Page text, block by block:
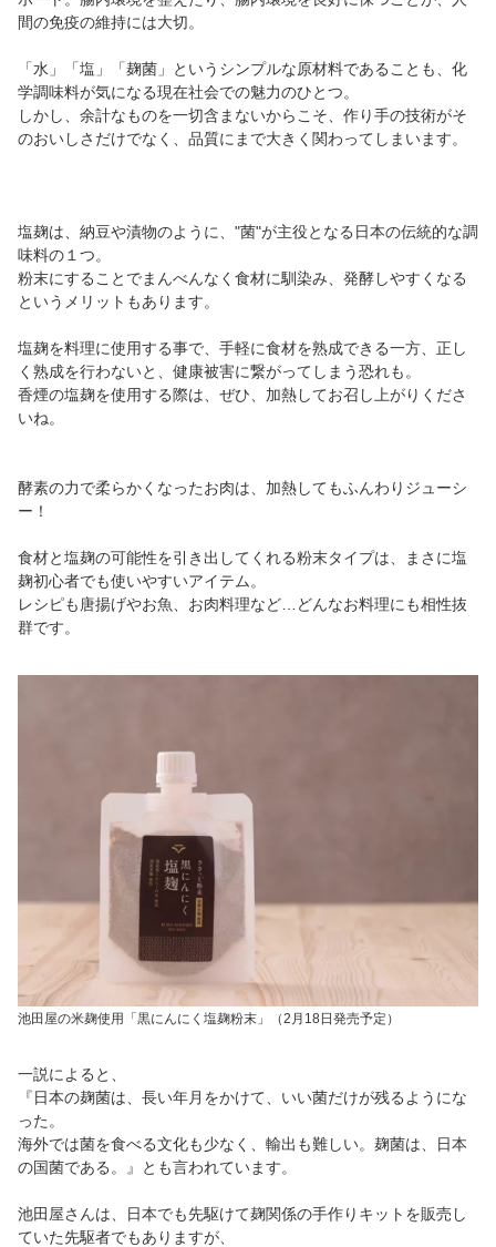
間の免疫の維持には大切。
「水」「塩」「麹菌」というシンプルな原材料であることも、化
学調味料が気になる現在社会での魅力のひとつ。
しかし、余計なものを一切含まないからこそ、作り手の技術がそ
のおいしさだけでなく、品質にまで大きく関わってしまいます。
塩麹は、納豆や漬物のように、"菌"が主役となる日本の伝統的な調
味料の１つ。
粉末にすることでまんべんなく食材に馴染み、発酵しやすくなる
というメリットもあります。
塩麹を料理に使用する事で、手軽に食材を熟成できる一方、正し
く熟成を行わないと、健康被害に繋がってしまう恐れも。
香煙の塩麹を使用する際は、ぜひ、加熱してお召し上がりくださ
いね。
酵素の力で柔らかくなったお肉は、加熱してもふんわりジューシ
ー！
食材と塩麹の可能性を引き出してくれる粉末タイプは、まさに塩
麹初心者でも使いやすいアイテム。
レシピも唐揚げやお魚、お肉料理など…どんなお料理にも相性抜
群です。
池田屋の米麹使用「黒にんにく塩麹粉末」（2月18日発売予定）
一説によると、
『日本の麹菌は、長い年月をかけて、いい菌だけが残るようにな
った。
海外では菌を食べる文化も少なく、輸出も難しい。麹菌は、日本
の国菌である。』とも言われています。
池田屋さんは、日本でも先駆けて麹関係の手作りキットを販売し
ていた先駆者でもありますが、